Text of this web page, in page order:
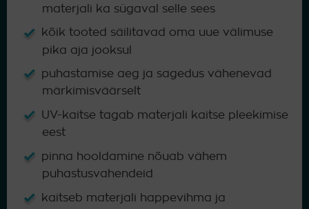
materjali ka sügaval selle sees
kõik tooted säilitavad oma uue välimuse
pika aja jooksul
puhastamise aeg ja sagedus vähenevad
märkimisväärselt
UV-kaitse tagab materjali kaitse pleekimise
eest
pinna hooldamine nõuab vähem
puhastusvahendeid
kaitseb materjali happevihma ja